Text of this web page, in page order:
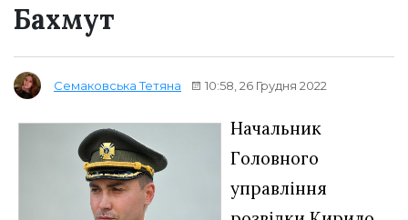
Бахмут
Семаковська Тетяна 10:58, 26 Грудня 2022
Начальник
Головного
управління